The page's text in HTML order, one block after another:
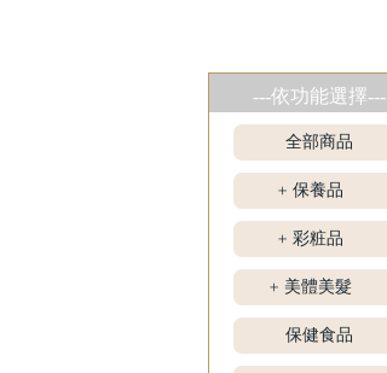
---依功能選擇---
全部商品
+ 保養品
+ 彩粧品
+ 美體美髮
保健食品